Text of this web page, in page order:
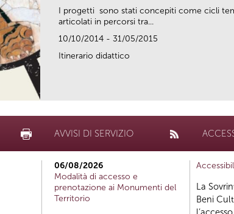
I progetti sono stati concepiti come cicli
articolati in percorsi tra...
10/10/2014 - 31/05/2015
Itinerario didattico
AVVISI DI SERVIZIO
06/08/2026
Modalità di accesso e
prenotazione ai Monumenti del
Territorio
La
Beni